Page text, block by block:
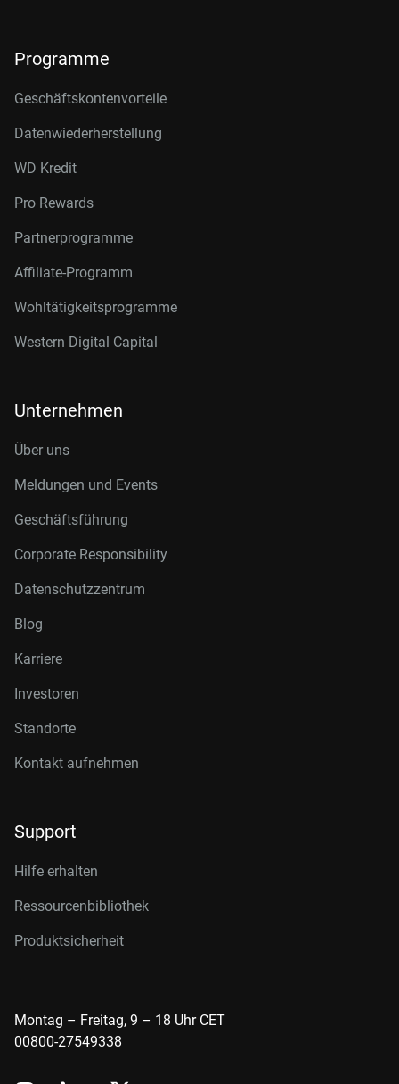
Programme
Geschäftskontenvorteile
Datenwiederherstellung
WD Kredit
Pro Rewards
Partnerprogramme
Affiliate-Programm
Wohltätigkeitsprogramme
Western Digital Capital
Unternehmen
Über uns
Meldungen und Events
Geschäftsführung
Corporate Responsibility
Datenschutzzentrum
Blog
Karriere
Investoren
Standorte
Kontakt aufnehmen
Support
Hilfe erhalten
Ressourcenbibliothek
Produktsicherheit
Montag – Freitag, 9 – 18 Uhr CET
00800-27549338